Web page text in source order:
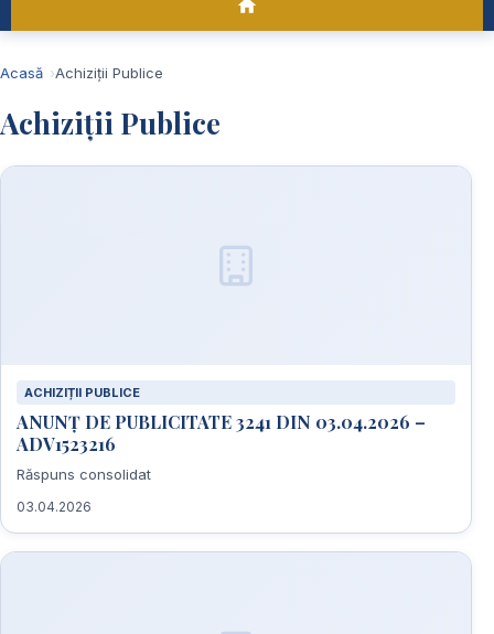
Acasă Achiziții Publice
Achiziții Publice
ACHIZIȚII PUBLICE
ANUNȚ DE PUBLICITATE 3241 DIN 03.04.2026 –
ADV1523216
Răspuns consolidat
03.04.2026